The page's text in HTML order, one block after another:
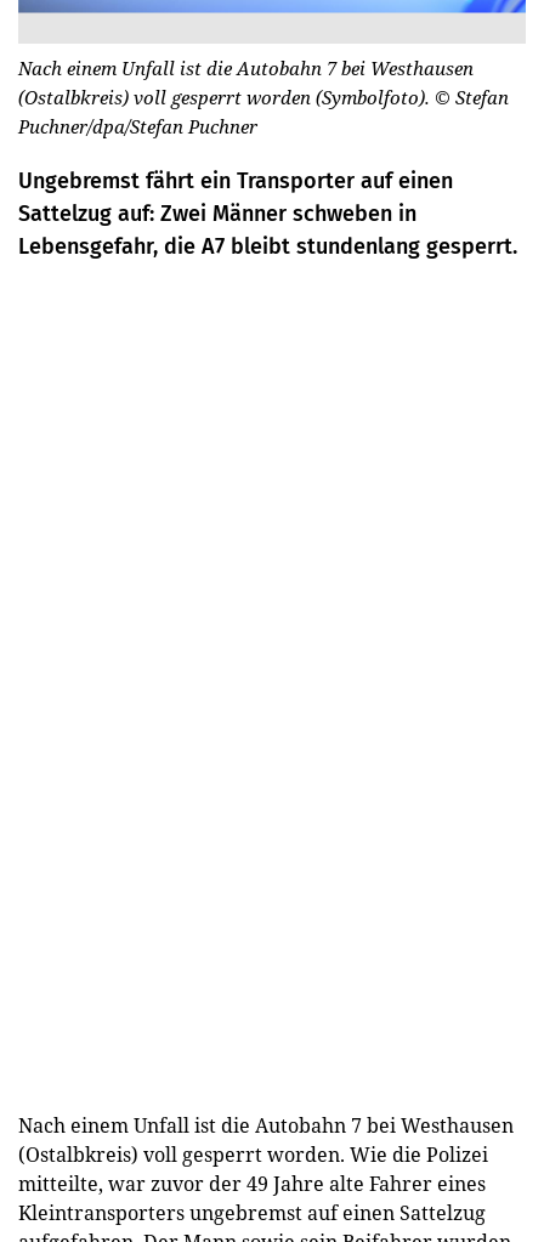
Nach einem Unfall ist die Autobahn 7 bei Westhausen
(Ostalbkreis) voll gesperrt worden (Symbolfoto). © Stefan
Puchner/dpa/Stefan Puchner
Ungebremst fährt ein Transporter auf einen
Sattelzug auf: Zwei Männer schweben in
Lebensgefahr, die A7 bleibt stundenlang gesperrt.
Nach einem Unfall ist die Autobahn 7 bei Westhausen
(Ostalbkreis) voll gesperrt worden. Wie die Polizei
mitteilte, war zuvor der 49 Jahre alte Fahrer eines
Kleintransporters ungebremst auf einen Sattelzug